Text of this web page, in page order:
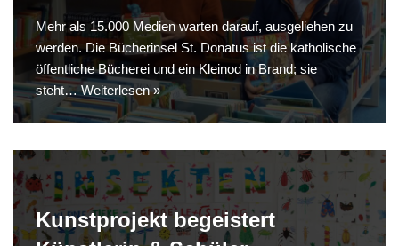
Mehr als 15.000 Medien warten darauf, ausgeliehen zu
werden. Die Bücherinsel St. Donatus ist die katholische
öffentliche Bücherei und ein Kleinod in Brand; sie
steht…Weiterlesen »
Kunstprojekt begeistert